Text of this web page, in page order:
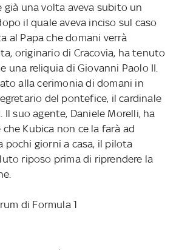
già una volta aveva subito un
il quale aveva inciso sul caso
al Papa che domani verrà
originario di Cracovia, ha tenuto
una reliquia di Giovanni Paolo II.
alla cerimonia di domani in
del pontefice, il cardinale
Il suo agente, Daniele Morelli, ha
Kubica non ce la farà ad
pochi giorni a casa, il pilota
riposo prima di riprendere la
di Formula 1